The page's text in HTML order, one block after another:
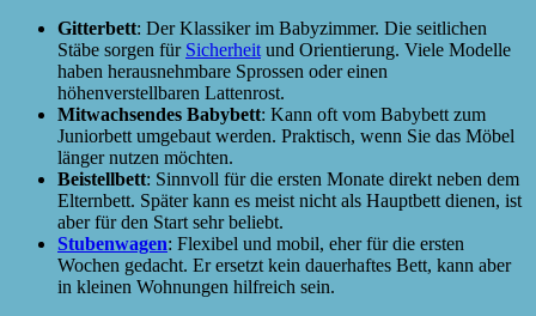
Gitterbett: Der Klassiker im Babyzimmer. Die seitlichen
Stäbe sorgen für Sicherheit und Orientierung. Viele Modelle
haben herausnehmbare Sprossen oder einen
höhenverstellbaren Lattenrost.
Mitwachsendes Babybett: Kann oft vom Babybett zum
Juniorbett umgebaut werden. Praktisch, wenn Sie das Möbel
länger nutzen möchten.
Beistellbett: Sinnvoll für die ersten Monate direkt neben dem
Elternbett. Später kann es meist nicht als Hauptbett dienen, ist
aber für den Start sehr beliebt.
Stubenwagen: Flexibel und mobil, eher für die ersten
Wochen gedacht. Er ersetzt kein dauerhaftes Bett, kann aber
in kleinen Wohnungen hilfreich sein.